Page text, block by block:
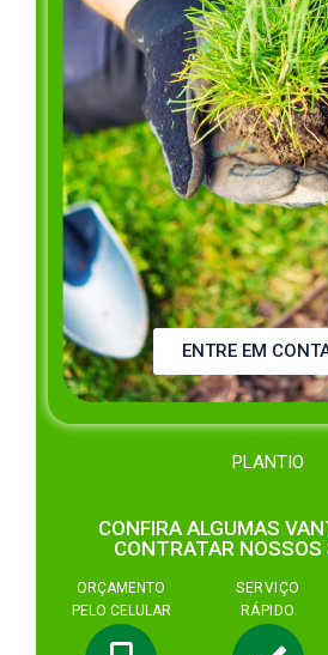
ENTRE EM
PLANTIO
CONFIRA ALGUMAS
CONTRATAR NOSSOS
ORÇAMENTO
PELO CELULAR
SERVIÇO
RÁPIDO